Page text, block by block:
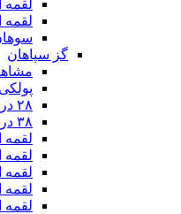
لقمه ای ۲۰
لقمه ای ۴۲
گز سپاهان
۲۸ درصد آردی پسته و بادام
۳۸ درصد آردی پسته و بادام
لقمه ای ۲۸ درصد مخلوط
لقمه ای ۱۸ درصد مخلوط
لقمه ای ۳۰
لقمه ای ۳۸ درصد مخلوط
لقمه ای ۴۰